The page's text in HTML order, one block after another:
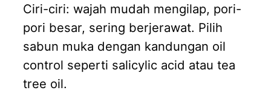
Ciri-ciri: wajah mudah mengilap, pori-
pori besar, sering berjerawat. Pilih
sabun muka dengan kandungan oil
control seperti salicylic acid atau tea
tree oil.